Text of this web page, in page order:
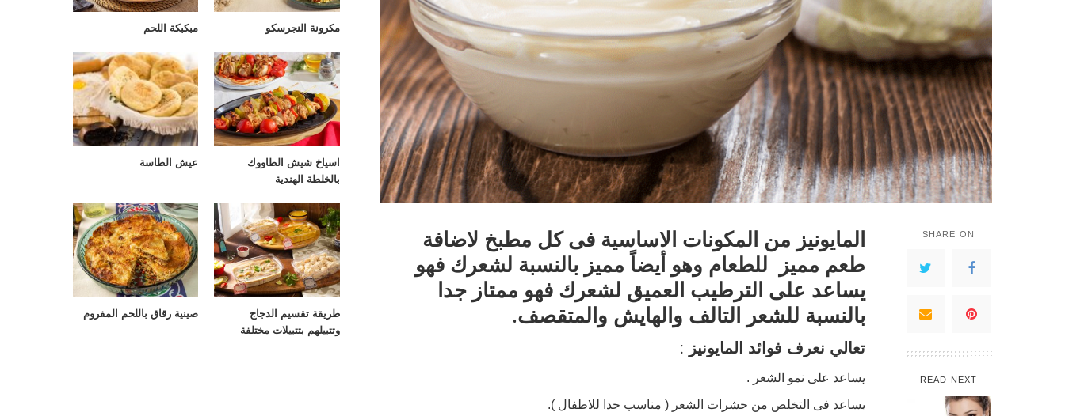
SHARE ON
READ NEXT
المايونيز من المكونات الاساسية فى كل مطبخ لاضافة
طعم مميز للطعام وهو أيضاً مميز بالنسبة لشعرك فهو
يساعد على الترطيب العميق لشعرك فهو ممتاز جدا
بالنسبة للشعر التالف والهايش والمتقصف.
تعالي نعرف فوائد المايونيز :
يساعد على نمو الشعر .
يساعد فى التخلص من حشرات الشعر ( مناسب جدا للاطفال ).
مكرونة النجرسكو مبكبكة اللحم
اسياخ شيش الطاووك
بالخلطة الهندية
عيش الطاسة
طريقة تقسيم الدجاج
وتتبيلهم بتتبيلات مختلفة
صينية رقاق باللحم المفروم